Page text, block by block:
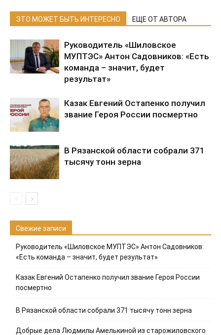
ЭТО МОЖЕТ БЫТЬ ИНТЕРЕСНО ЕЩЕ ОТ АВТОРА
Руководитель «Шиловское
МУПТЭС» Антон Садовников: «Есть
команда – значит, будет
результат»
Казак Евгений Остапенко получил
звание Героя России посмертно
В Рязанской области собрали 371
тысячу тонн зерна
Свежие записи
Руководитель «Шиловское МУПТЭС» Антон Садовников:
«Есть команда – значит, будет результат»
Казак Евгений Остапенко получил звание Героя России
посмертно
В Рязанской области собрали 371 тысячу тонн зерна
Добрые дела Людмилы Амелькиной из старожиловского